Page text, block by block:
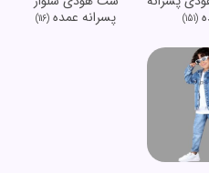
(151)
پسرانه عمده (116)